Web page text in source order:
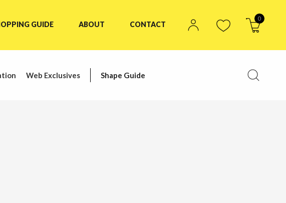
GUIDE ABOUT CONTACT
0
Web Exclusives Shape Guide